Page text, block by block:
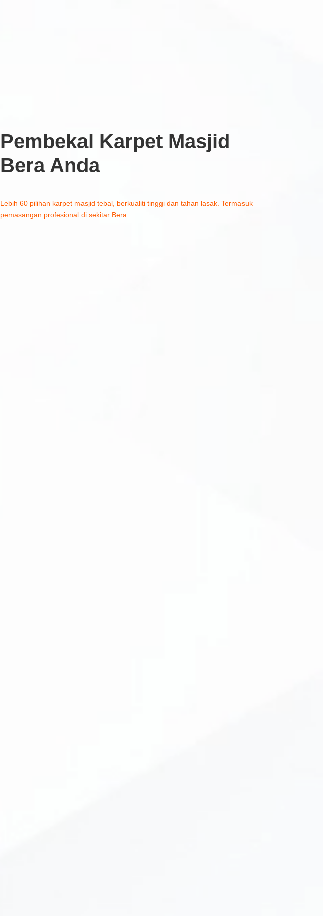
Pembekal Karpet Masjid
Bera Anda
Lebih 60 pilihan karpet masjid tebal, berkualiti tinggi dan tahan lasak. Termasuk
pemasangan profesional di sekitar Bera.